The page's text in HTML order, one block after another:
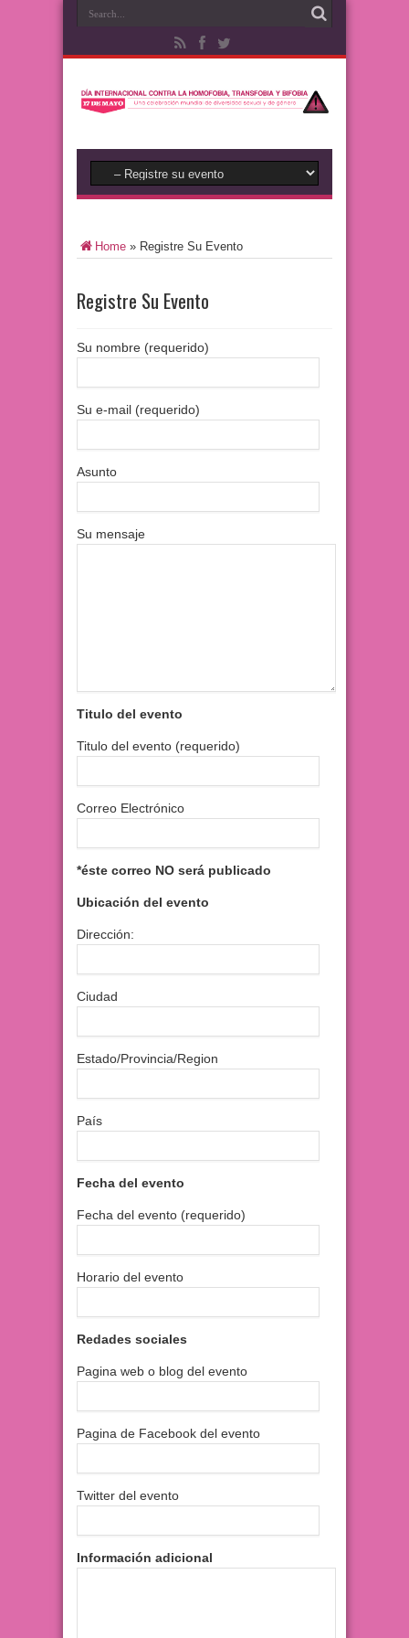
Home » Registre Su Evento
Registre Su Evento
Su nombre (requerido)
Su e-mail (requerido)
Asunto
Su mensaje
Titulo del evento
Titulo del evento (requerido)
Correo Electrónico
*éste correo NO será publicado
Ubicación del evento
Dirección:
Ciudad
Estado/Provincia/Region
País
Fecha del evento
Fecha del evento (requerido)
Horario del evento
Redades sociales
Pagina web o blog del evento
Pagina de Facebook del evento
Twitter del evento
Información adicional